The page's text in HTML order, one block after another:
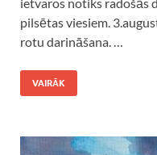
pilsētas viesiem.
rotu darināšana. …
VAIRĀK